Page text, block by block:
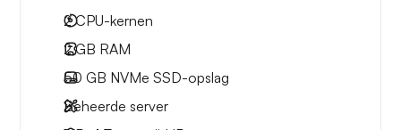
2CPU-kernen
2 GB RAM
50 GB NVMe SSD-opslag
Beheerde server